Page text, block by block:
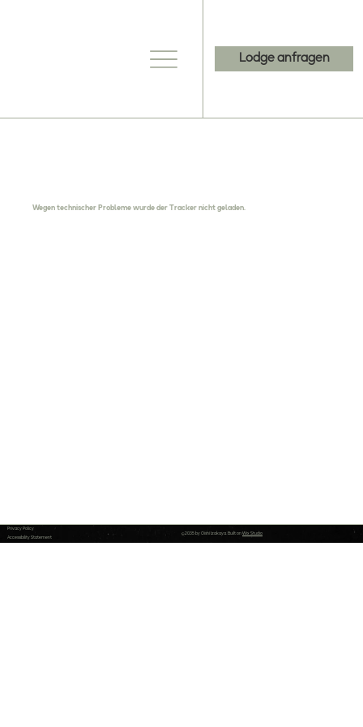
Lodge anfragen
Wegen technischer Probleme wurde der Tracker nicht geladen.
© 2035 by Oishī Izakaya. Built on Wix Studio
Privacy Policy
Accessibility Statement